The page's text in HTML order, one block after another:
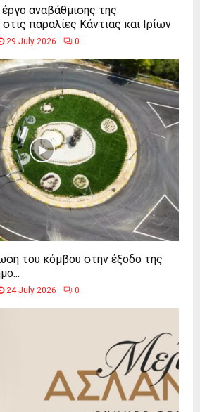
αναβάθμισης της
παραλίες Κάντιας και Ιρίων
29 July 2026 0
του κόμβου στην έξοδο της
24 July 2026 0